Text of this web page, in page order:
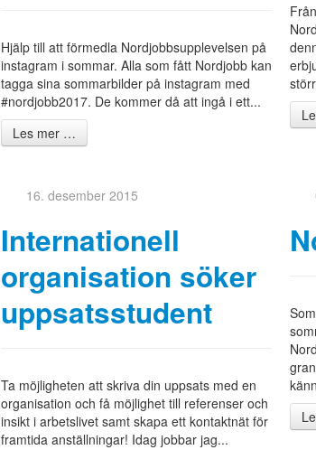
Hjälp till att förmedla Nordjobbsupplevelsen på
instagram i sommar. Alla som fått Nordjobb kan
tagga sina sommarbilder på instagram med
#nordjobb2017. De kommer då att ingå i ett...
Les mer …
16. desember 2015
Internationell
organisation söker
uppsatsstudent
Ta möjligheten att skriva din uppsats med en
organisation och få möjlighet till referenser och
insikt i arbetslivet samt skapa ett kontaktnät för
framtida anställningar! Idag jobbar jag...